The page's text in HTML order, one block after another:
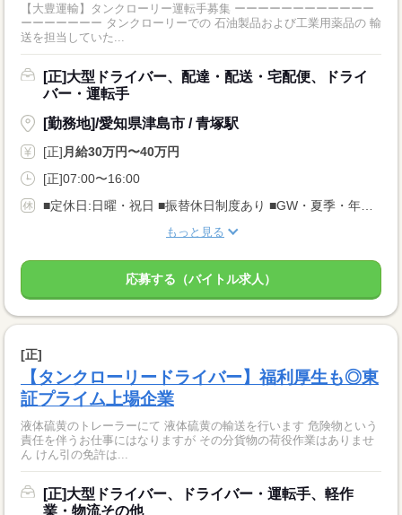
【大豊運輸】タンクローリー運転手募集 ーーーーーーーーーーーー
ーーーーーーー タンクローリーでの 石油製品および工業用薬品の 輸
送を担当していた...
[正]大型ドライバー、配達・配送・宅配便、ドライ
バー・運転手
[勤務地]/愛知県津島市 / 青塚駅
[正] 月給30万円〜40万円
[正]07:00〜16:00
もっと見る
応募する（バイトル求人）
[正]
【タンクローリードライバー】福利厚生も◎東
証プライム上場企業
液体硫黄のトレーラーにて 液体硫黄の輸送を行います 危険物という
責任を伴うお仕事にはなりますが その分貨物の荷役作業はありませ
ん けん引の免許は...
[正]大型ドライバー、ドライバー・運転手、軽作
業・物流その他